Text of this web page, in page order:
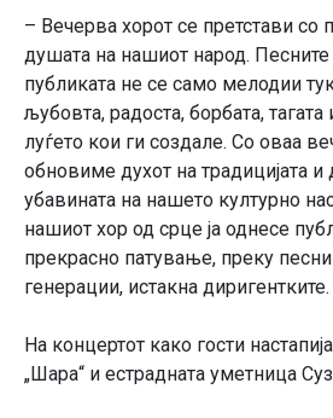
– Вечерва хорот се претстави со
душата на нашиот народ.
публиката не се само мелодии
љубовта, радоста, борбата,
луѓето кои ги создале. Со оваа
обновиме духот на традицијата и
убавината на нашето културно
нашиот хор од срце ја однесе
прекрасно патување, преку
генерации, истакна диригентките.
На концертот како гости
„Шара“ и естрадната уметница